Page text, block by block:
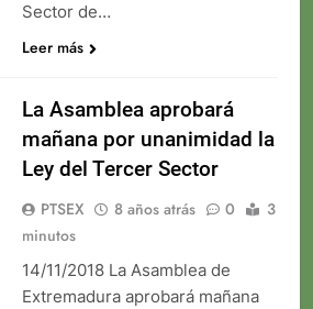
Sector de…
Leer más
La Asamblea aprobará
mañana por unanimidad la
Ley del Tercer Sector
PTSEX 8 años atrás 0
3
minutos
14/11/2018 La Asamblea de
Extremadura aprobará mañana